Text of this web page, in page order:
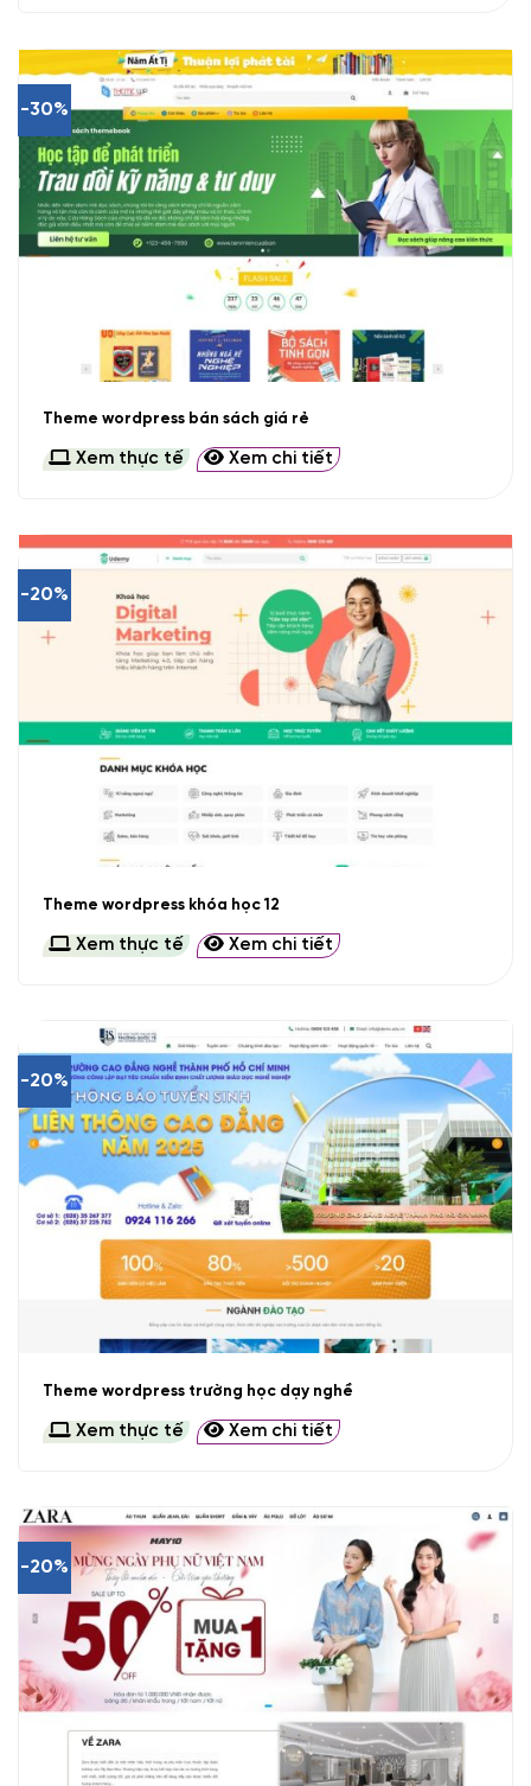
-30%
Theme wordpress bán sách giá rẻ
Xem thực tế Xem chi tiết
-20%
Theme wordpress khóa học 12
Xem thực tế Xem chi tiết
-20%
Theme wordpress trường học dạy nghề
Xem thực tế Xem chi tiết
-20%